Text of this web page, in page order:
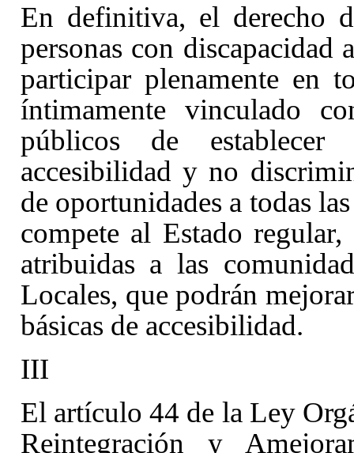
En definitiva, el derecho
personas con
participar plenamente en
íntimamente vinculado
públicos de establecer
accesibilidad y no
de oportunidades a todas
compete al Estado
atribuidas a las
Locales, que podrán
básicas de accesibilidad.
III
El artículo 44 de la Ley
Reintegración y